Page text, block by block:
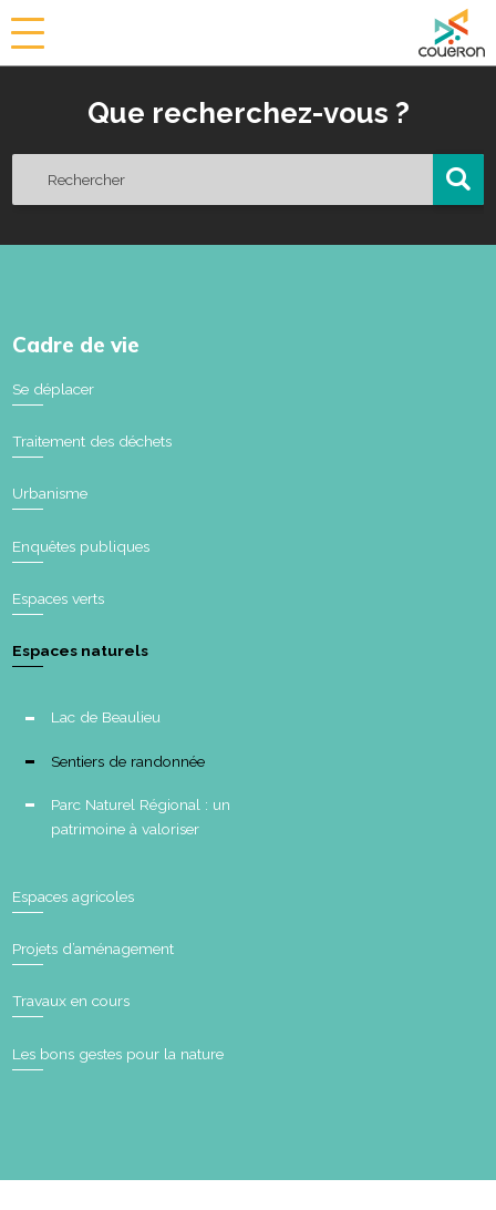
i
Que recherchez-vous ?
Cadre de vie
Se déplacer
Traitement des déchets
Urbanisme
Enquêtes publiques
Espaces verts
Espaces naturels
Lac de Beaulieu
Sentiers de randonnée
Parc Naturel Régional : un
patrimoine à valoriser
Espaces agricoles
Projets d’aménagement
Travaux en cours
Les bons gestes pour la nature